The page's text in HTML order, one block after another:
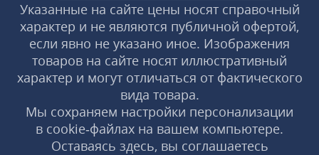
Указанные на сайте цены носят справочный
характер и не являются публичной офертой,
если явно не указано иное. Изображения
товаров на сайте носят иллюстративный
характер и могут отличаться от фактического
вида товара.
Мы сохраняем настройки персонализации
в cookie‑файлах на вашем компьютере.
Оставаясь здесь, вы соглашаетесь